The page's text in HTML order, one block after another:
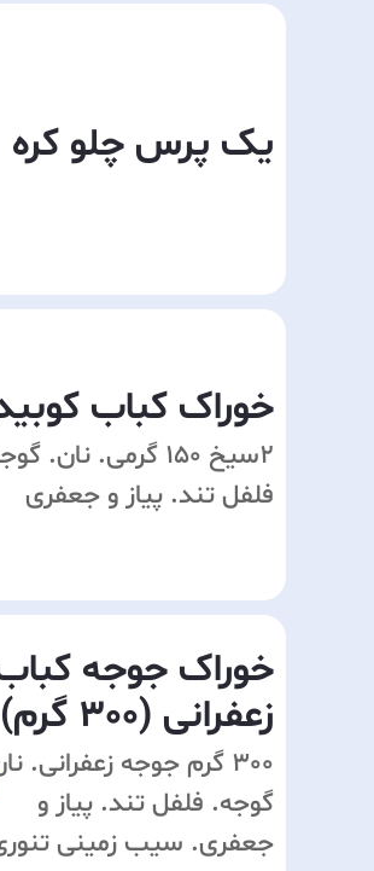
یک پرس چلو کره
خوراک کباب
2سیخ 150 گرمی. نان.
فلفل تند. پیاز و جعفری
خوراک جوجه
زعفرانی (300 گرم)
300 گرم جوجه زعفرانی.
گوجه. فلفل تند. پیاز و
جعفری. سیب زمینی